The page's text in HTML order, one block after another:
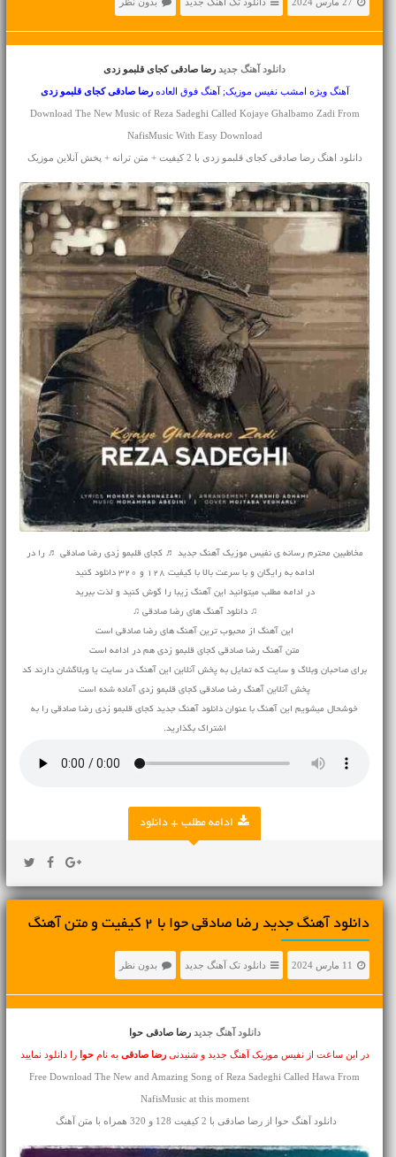
دانلود آهنگ جدید رضا صادقی کجای قلبمو زدی
آهنگ ویژه امشب نفیس موزیک; آهنگ فوق العادهرضا صادقی کجای قلبمو زدی
Download The New Music of Reza Sadeghi Called Kojaye Ghalbamo Zadi From
NafisMusic With Easy Download
دانلود اهنگ رضا صادقی کجای قلبمو زدی با 2 کیفیت + متن ترانه + پخش آنلاین موزیک
مخاطبین محترم رسانه ی نفیس موزیک آهنگ جدید ♬ کجای قلبمو زدی رضا صادقی ♬ را در
ادامه به رایگان و با سرعت بالا با کیفیت 128 و 320 دانلود کنید
در ادامه مطلب میتوانید این آهنگ زیبا را گوش کنید و لذت ببرید
♫ دانلود آهنگ های رضا صادقی ♫
این آهنگ از محبوب ترین آهنگ های رضا صادقی است
متن آهنگ رضا صادقی کجای قلبمو زدی هم در ادامه است
برای صاحبان وبلاگ و سایت که تمایل به پخش آنلاین این آهنگ در سایت یا وبلاگشان دارند کد
پخش آنلاین آهنگ رضا صادقی کجای قلبمو زدی آماده شده است
خوشحال میشویم این آهنگ با عنوان دانلود آهنگ جدید کجای قلبمو زدی رضا صادقی را به
اشتراک بگذارید.
ادامه مطلب + دانلود
دانلود آهنگ جديد رضا صادقی حوا با 2 کیفیت و متن آهنگ
11 مارس 2024 دانلود تک آهنگ جدید بدون نظر
دانلود آهنگ جدید رضا صادقی حوا
در این ساعت از نفیس موزیک آهنگ جدید و شنیدنیرضا صادقی به نامحوا را دانلود نمایید
Free Download The New and Amazing Song of Reza Sadeghi Called Hawa From
NafisMusic at this moment
دانلود آهنگ حوا از رضا صادقی با 2 کیفیت 128 و 320 همراه با متن آهنگ